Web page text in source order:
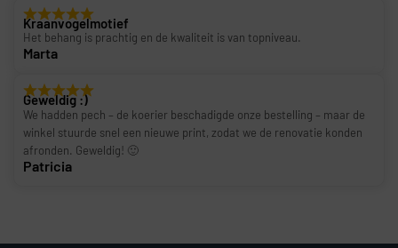
Kraanvogelmotief
Het behang is prachtig en de kwaliteit is van topniveau.
Marta
Geweldig :)
We hadden pech – de koerier beschadigde onze bestelling – maar de
winkel stuurde snel een nieuwe print, zodat we de renovatie konden
afronden. Geweldig! 🙂
Patricia